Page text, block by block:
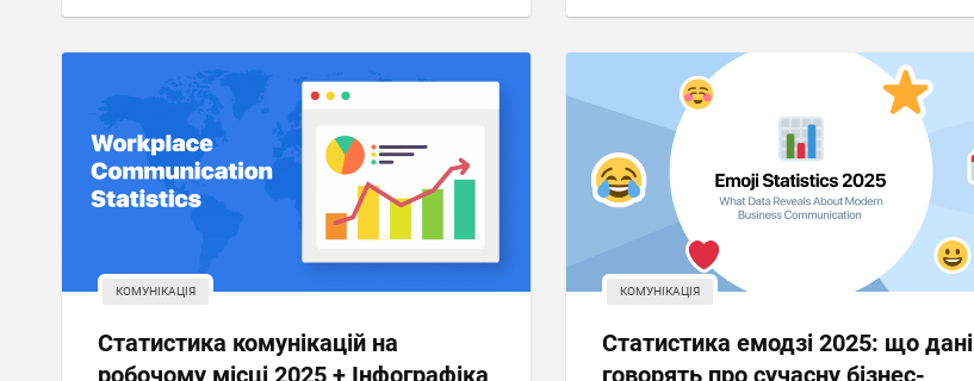
КОМУНІКАЦІЯ
Статистика комунікацій на
робочому місці 2025 + Інфографіка
КОМУНІКАЦІЯ
Статистика емодзі 2025: що дані
говорять про сучасну бізнес-